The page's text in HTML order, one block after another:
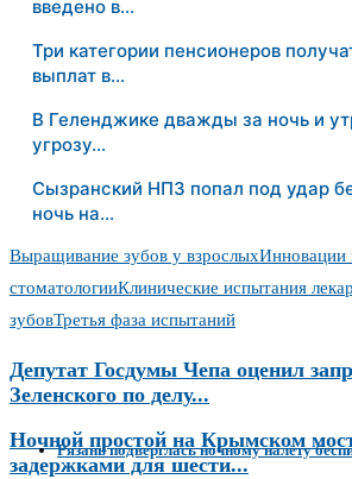
введено в…
Три категории пенсионеров
выплат в…
В Геленджике дважды за ночь и
угрозу…
Сызранский НПЗ попал под удар
ночь на…
Выращивание зубов у взрослыхИнновации
стоматологииКлинические испытания
зубовТретья фаза испытаний
Депутат Госдумы Чепа оценил
Зеленского по делу...
Ночной простой на Крымском
задержками для шести...
Рязань подверглась ночному налёту